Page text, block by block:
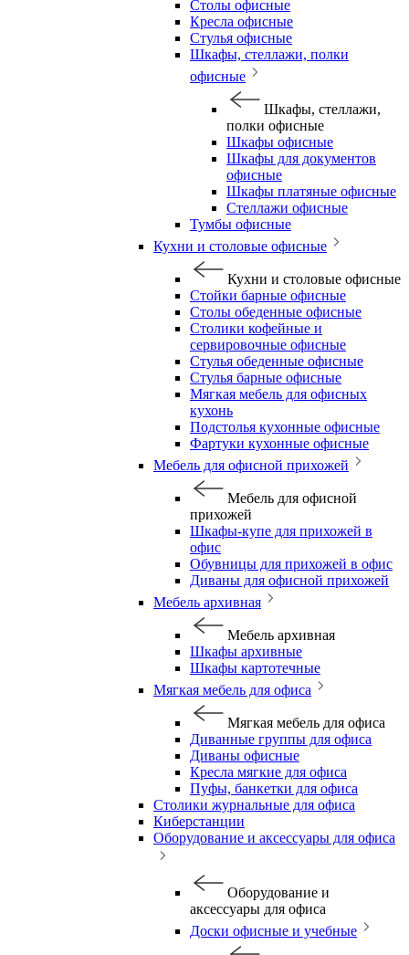
Столы офисные
Кресла офисные
Стулья офисные
Шкафы, стеллажи, полки
офисные
Шкафы, стеллажи,
полки офисные
Шкафы офисные
Шкафы для документов
офисные
Шкафы платяные офисные
Стеллажи офисные
Тумбы офисные
Кухни и столовые офисные
Кухни и столовые офисные
Стойки барные офисные
Столы обеденные офисные
Столики кофейные и
сервировочные офисные
Стулья обеденные офисные
Стулья барные офисные
Мягкая мебель для офисных
кухонь
Подстолья кухонные офисные
Фартуки кухонные офисные
Мебель для офисной прихожей
Мебель для офисной
прихожей
Шкафы-купе для прихожей в
офис
Обувницы для прихожей в офис
Диваны для офисной прихожей
Мебель архивная
Мебель архивная
Шкафы архивные
Шкафы картотечные
Мягкая мебель для офиса
Мягкая мебель для офиса
Диванные группы для офиса
Диваны офисные
Кресла мягкие для офиса
Пуфы, банкетки для офиса
Столики журнальные для офиса
Киберстанции
Оборудование и аксессуары для офиса
Оборудование и
аксессуары для офиса
Доски офисные и учебные